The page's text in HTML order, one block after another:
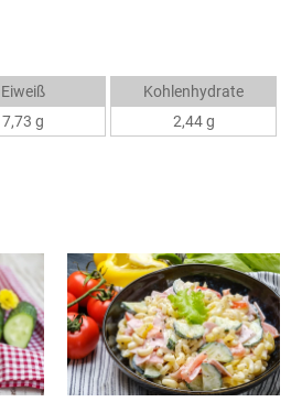
Eiweiß
7,73 g
Kohlenhydrate
2,44 g